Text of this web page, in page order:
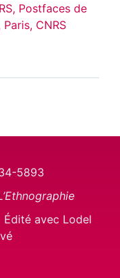
Postfaces de
Paris, CNRS
5893
Édité avec Lodel